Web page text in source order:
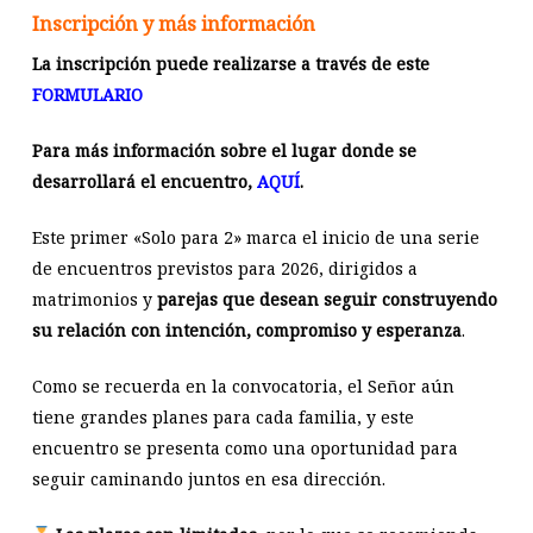
Inscripción y más información
La inscripción puede realizarse a través de este
FORMULARIO
Para más información sobre el lugar donde se
desarrollará el encuentro, AQUÍ.
Este primer «Solo para 2» marca el inicio de una serie
de encuentros previstos para 2026, dirigidos a
matrimonios y parejas que desean seguir construyendo
su relación con intención, compromiso y esperanza.
Como se recuerda en la convocatoria, el Señor aún
tiene grandes planes para cada familia, y este
encuentro se presenta como una oportunidad para
seguir caminando juntos en esa dirección.